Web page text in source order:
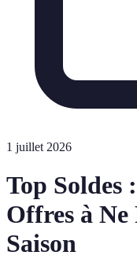
1 juillet 2026
Top Soldes
Offres à
Saison